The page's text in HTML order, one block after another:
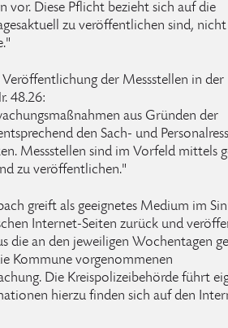
vor. Diese Pflicht bezieht sich auf die
zu veröffentlichen sind,
der Messstellen in der
48.26:
aus Gründen der
den Sach- und
Messstellen sind im Vorfeld mittels
zu veröffentlichen."
greift als geeignetes Medium im
Internet-Seiten zurück und
die an den jeweiligen Wochentagen
Kommune vorgenommenen
Die Kreispolizeibehörde führt
hierzu finden sich auf den